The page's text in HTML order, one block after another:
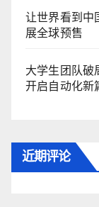
让世界看到中
展全球预售
大学生团队破
开启自动化新
近期评论